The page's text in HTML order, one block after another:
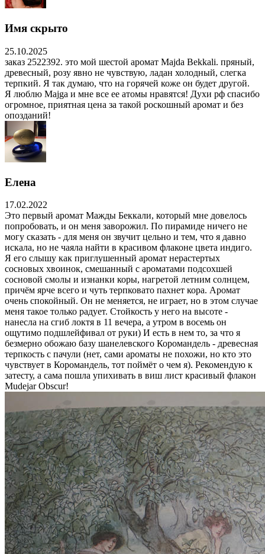
Имя скрыто
25.10.2025
заказ 2522392. это мой шестой аромат Majda Bekkali. пряный,
древесный, розу явно не чувствую, ладан холодный, слегка
терпкий. Я так думаю, что на горячей коже он будет другой.
Я люблю Majga и мне все ее атомы нравятся! Духи рф спасибо
огромное, приятная цена за такой роскошный аромат и без
опозданий!
Елена
17.02.2022
Это первый аромат Мажды Беккали, который мне довелось
попробовать, и он меня заворожил. По пирамиде ничего не
могу сказать - для меня он звучит цельно и тем, что я давно
искала, но не чаяла найти в красивом флаконе цвета индиго.
Я его слышу как приглушенный аромат нерастертых
сосновых хвоинок, смешанный с ароматами подсохшей
сосновой смолы и изнанки коры, нагретой летним солнцем,
причём ярче всего и чуть терпковато пахнет кора. Аромат
очень спокойный. Он не меняется, не играет, но в этом случае
меня такое только радует. Стойкость у него на высоте -
нанесла на сгиб локтя в 11 вечера, а утром в восемь он
ощутимо подшлейфивал от руки) И есть в нем то, за что я
безмерно обожаю базу шанелевского Коромандель - древесная
терпкость с пачули (нет, сами ароматы не похожи, но кто это
чувствует в Коромандель, тот поймёт о чем я). Рекомендую к
затесту, а сама пошла упихивать в виш лист красивый флакон
Mudejar Obscur!